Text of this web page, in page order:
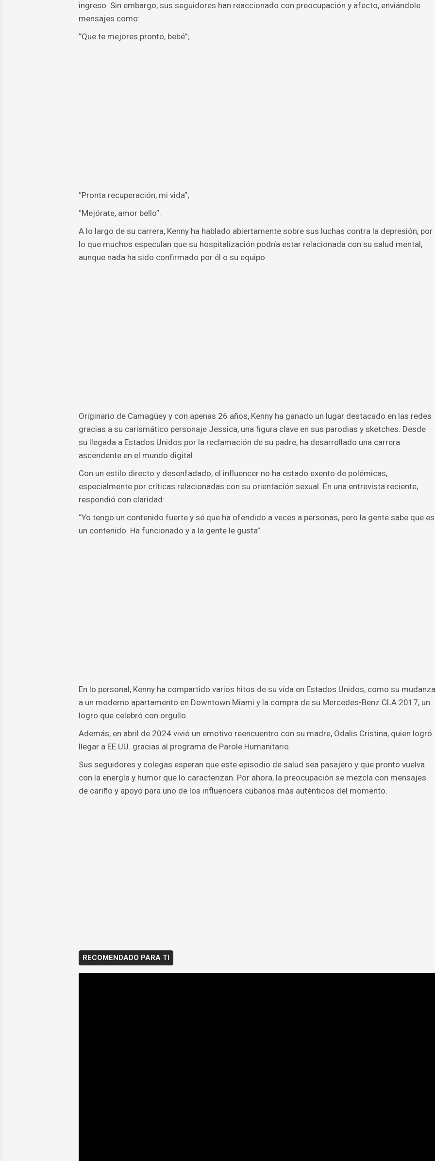
ingreso. Sin embargo, sus seguidores han reaccionado con preocupación y afecto, enviándole
mensajes como:
“Que te mejores pronto, bebé”;
“Pronta recuperación, mi vida”;
“Mejórate, amor bello”.
A lo largo de su carrera, Kenny ha hablado abiertamente sobre sus luchas contra la depresión, por
lo que muchos especulan que su hospitalización podría estar relacionada con su salud mental,
aunque nada ha sido confirmado por él o su equipo.
Originario de Camagüey y con apenas 26 años, Kenny ha ganado un lugar destacado en las redes
gracias a su carismático personaje Jessica, una figura clave en sus parodias y sketches. Desde
su llegada a Estados Unidos por la reclamación de su padre, ha desarrollado una carrera
ascendente en el mundo digital.
Con un estilo directo y desenfadado, el influencer no ha estado exento de polémicas,
especialmente por críticas relacionadas con su orientación sexual. En una entrevista reciente,
respondió con claridad:
“Yo tengo un contenido fuerte y sé que ha ofendido a veces a personas, pero la gente sabe que es
un contenido. Ha funcionado y a la gente le gusta”.
En lo personal, Kenny ha compartido varios hitos de su vida en Estados Unidos, como su mudanza
a un moderno apartamento en Downtown Miami y la compra de su Mercedes-Benz CLA 2017, un
logro que celebró con orgullo.
Además, en abril de 2024 vivió un emotivo reencuentro con su madre, Odalis Cristina, quien logró
llegar a EE.UU. gracias al programa de Parole Humanitario.
Sus seguidores y colegas esperan que este episodio de salud sea pasajero y que pronto vuelva
con la energía y humor que lo caracterizan. Por ahora, la preocupación se mezcla con mensajes
de cariño y apoyo para uno de los influencers cubanos más auténticos del momento.
RECOMENDADO PARA TI